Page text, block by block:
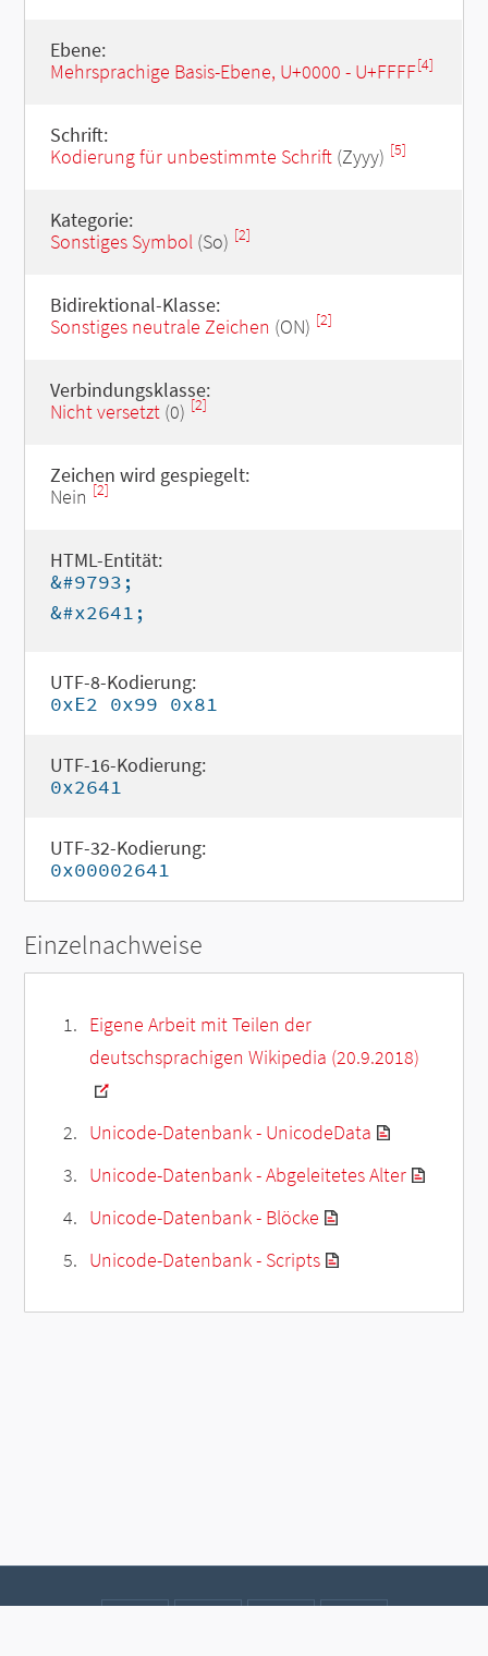
Ebene:
Mehrsprachige Basis-Ebene, U+0000 - U+FFFF[4]
Schrift:
Kodierung für unbestimmte Schrift(Zyyy) [5]
Kategorie:
Sonstiges Symbol(So) [2]
Bidirektional-Klasse:
Sonstiges neutrale Zeichen (ON) [2]
Verbindungsklasse:
Nicht versetzt(0) [2]
Zeichen wird gespiegelt:
Nein [2]
HTML-Entität:
&#9793;
&#x2641;
UTF-8-Kodierung:
0xE2 0x99 0x81
UTF-16-Kodierung:
0x2641
UTF-32-Kodierung:
0x00002641
Einzelnachweise
Eigene Arbeit mit Teilen der
deutschsprachigen Wikipedia (20.9.2018)
Unicode-Datenbank - UnicodeData
Unicode-Datenbank - Abgeleitetes Alter
Unicode-Datenbank - Blöcke
Unicode-Datenbank - Scripts